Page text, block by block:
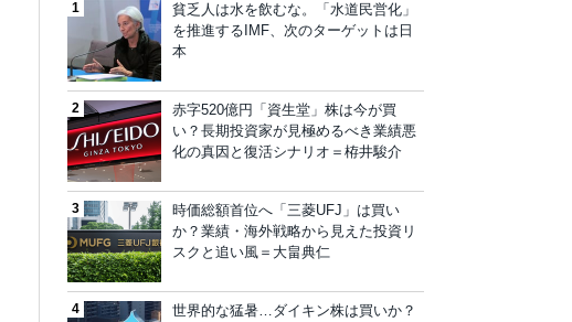
貧乏人は水を飲むな。「水道民営化」
を推進するIMF、次のターゲットは日
本
赤字520億円「資生堂」株は今が買
い？長期投資家が見極めるべき業績悪
化の真因と復活シナリオ＝栫井駿介
時価総額首位へ「三菱UFJ」は買い
か？業績・海外戦略から見えた投資リ
スクと追い風＝大畠典仁
世界的な猛暑…ダイキン株は買いか？